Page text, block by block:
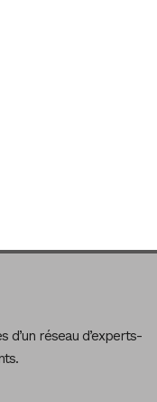
d’un réseau d’experts-